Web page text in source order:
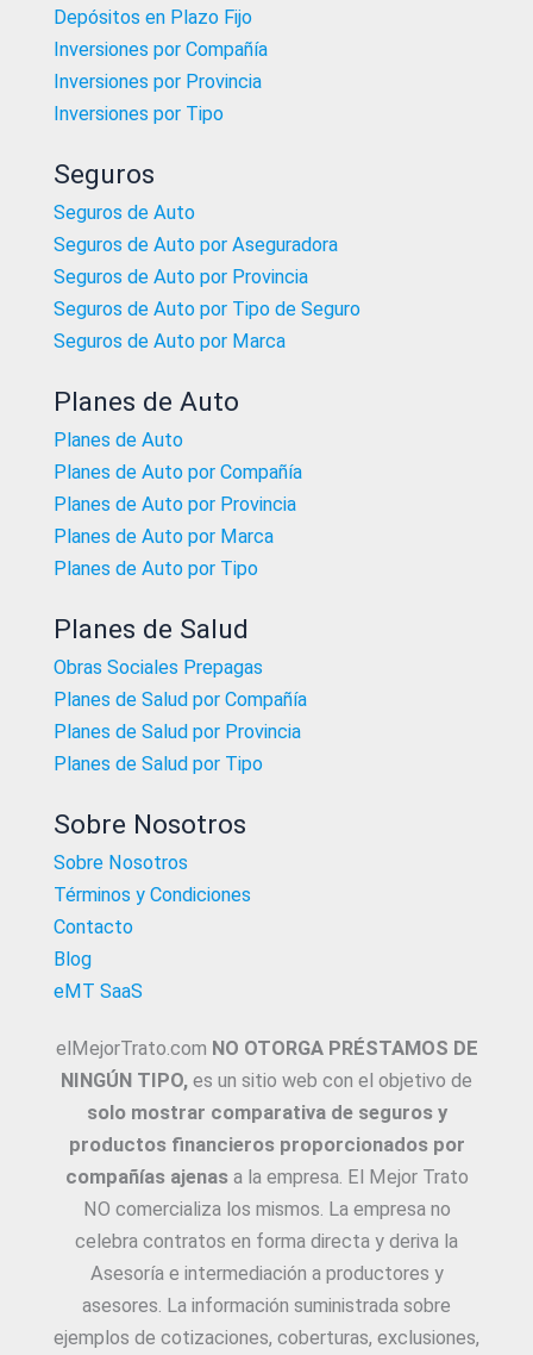
Depósitos en Plazo Fijo
Inversiones por Compañía
Inversiones por Provincia
Inversiones por Tipo
Seguros
Seguros de Auto
Seguros de Auto por Aseguradora
Seguros de Auto por Provincia
Seguros de Auto por Tipo de Seguro
Seguros de Auto por Marca
Planes de Auto
Planes de Auto
Planes de Auto por Compañía
Planes de Auto por Provincia
Planes de Auto por Marca
Planes de Auto por Tipo
Planes de Salud
Obras Sociales Prepagas
Planes de Salud por Compañía
Planes de Salud por Provincia
Planes de Salud por Tipo
Sobre Nosotros
Sobre Nosotros
Términos y Condiciones
Contacto
Blog
eMT SaaS
elMejorTrato.com NO OTORGA PRÉSTAMOS DE
NINGÚN TIPO, es un sitio web con el objetivo de
solo mostrar comparativa de seguros y
productos financieros proporcionados por
compañías ajenasa la empresa. El Mejor Trato
NO comercializa los mismos. La empresa no
celebra contratos en forma directa y deriva la
Asesoría e intermediación a productores y
asesores. La información suministrada sobre
ejemplos de cotizaciones, coberturas, exclusiones,